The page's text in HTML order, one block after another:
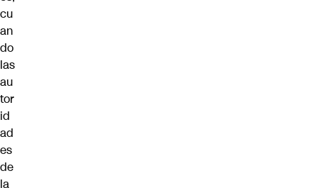
cu
an
do
las
au
tor
id
ad
es
de
la